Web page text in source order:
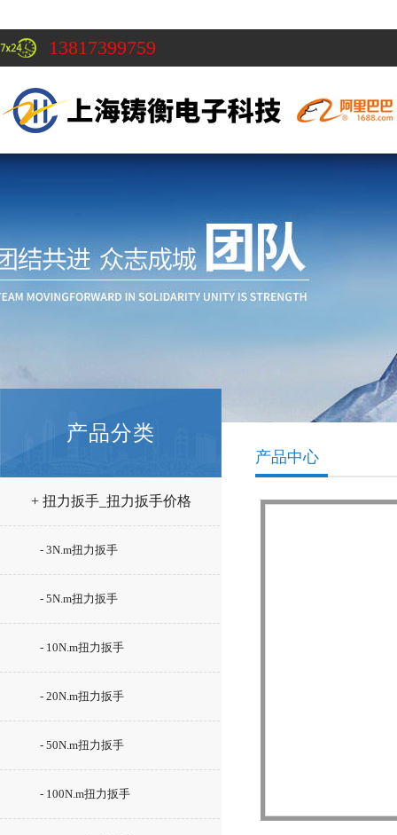
13817399759
产品分类
+ 扭力扳手_扭力扳手价格
- 3N.m扭力扳手
- 5N.m扭力扳手
- 10N.m扭力扳手
- 20N.m扭力扳手
- 50N.m扭力扳手
- 100N.m扭力扳手
产品中心